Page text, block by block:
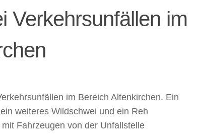
Verkehrsunfällen im
im Bereich Altenkirchen. Ein
weiteres Wildschwei und ein Reh
Fahrzeugen von der Unfallstelle